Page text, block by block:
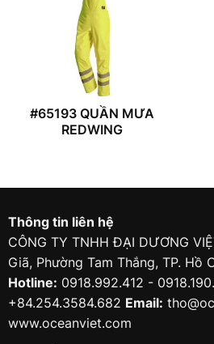
#65193 QUẦN MƯA
REDWING
Thông tin liên hệ
CÔNG TY TNHH ĐẠI DƯƠNG
Giã, Phường Tam Thắng, TP. Hồ
Hotline: 0918.992.412 -
+84.254.3584.682 Email:
www.oceanviet.com